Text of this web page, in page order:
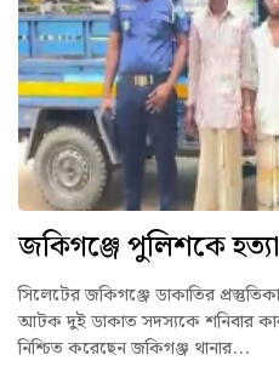
জকিগঞ্জে পুলিশকে হত্যা
সিলেটের জকিগঞ্জে ডাকাতির
আটক দুই ডাকাত সদস্যকে শনিবার
নিশ্চিত করেছেন জকিগঞ্জ থানার...